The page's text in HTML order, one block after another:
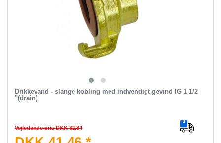
Drikkevand - slange kobling med indvendigt gevind IG 1 1/2
"(drain)
Vejledende pris DKK 82.84